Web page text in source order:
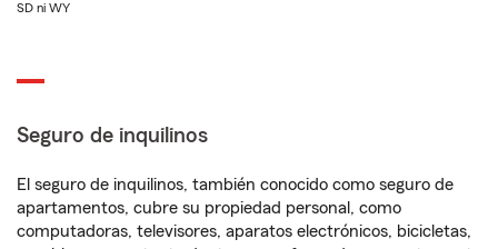
SD ni WY
Seguro de inquilinos
El seguro de inquilinos, también conocido como seguro de
apartamentos, cubre su propiedad personal, como
computadoras, televisores, aparatos electrónicos, bicicletas,